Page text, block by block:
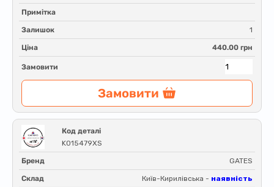
Примітка
Залишок 1
Ціна 440.00 грн
Замовити
Замовити
Код деталі
K015479XS
Бренд GATES
Склад Київ-Кирилівська - наявність